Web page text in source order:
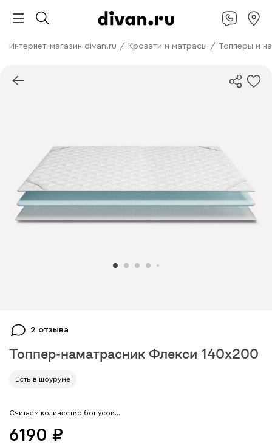
Интернет-магазин divan.ru / Кровати и матрасы / Топперы и
2 отзыва
Топпер-наматрасник Флекси 140x200
Арт. 153778
Есть в шоуруме
Считаем количество бонусов…
6190